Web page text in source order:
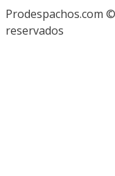
Prodespachos.com
reservados